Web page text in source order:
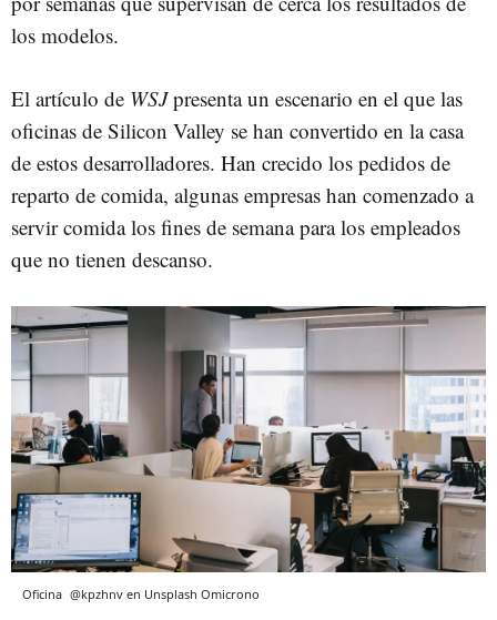
los modelos.
El artículo de WSJpresenta un escenario en el que las
oficinas de Silicon Valley se han convertido en la casa
de estos desarrolladores. Han crecido los pedidos de
reparto de comida, algunas empresas han comenzado a
servir comida los fines de semana para los empleados
que no tienen descanso.
Oficina @kpzhnv en Unsplash Omicrono